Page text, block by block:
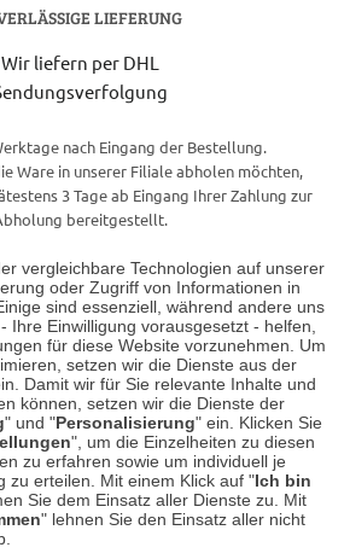
vergleichbare Technologien auf unserer
oder Zugriff von Informationen in
sind essenziell, während andere uns
Ihre Einwilligung vorausgesetzt - helfen,
für diese Website vorzunehmen. Um
setzen wir die Dienste aus der
Damit wir für Sie relevante Inhalte und
können, setzen wir die Dienste der
" und "Personalisierung" ein. Klicken Sie
", um die Einzelheiten zu diesen
zu erfahren sowie um individuell je
zu erteilen. Mit einem Klick auf "Ich bin
Sie dem Einsatz aller Dienste zu. Mit
" lehnen Sie den Einsatz aller nicht
LIEFERUNG
Wir liefern per DHL
nach Eingang der Bestellung.
Ware in unserer Filiale abholen möchten,
3 Tage ab Eingang Ihrer Zahlung zur
bereitgestellt.
Geschäft in Meckenheim
dem Steinbüchel 6
53340 Meckenheim
9:00 Uhr bis 18:00 Uhr
Information
Sie uns im Netz